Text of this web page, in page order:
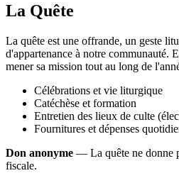
La Quête
La quête est une offrande, un geste
d'appartenance à notre communauté.
mener sa mission tout au long de
Célébrations et vie liturgique
Catéchèse et formation
Entretien des lieux de culte
Fournitures et dépenses
Don anonyme — La quête ne donne
fiscale.